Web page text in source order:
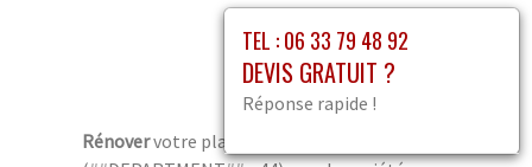
Rénovervotre planche de rive à Treffieux
TEL : 06 33 79 48 92
DEVIS GRATUIT ?
Réponse rapide !